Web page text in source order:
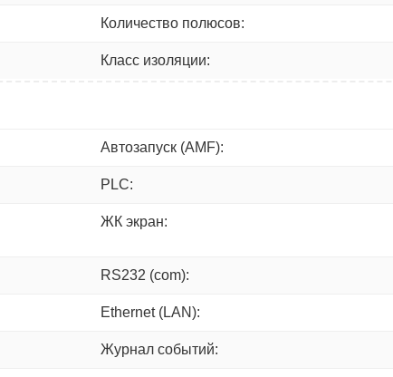
Количество полюсов:
Класс изоляции:
Автозапуск (AMF):
PLC:
ЖК экран:
RS232 (com):
Ethernet (LAN):
Журнал событий: